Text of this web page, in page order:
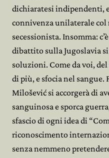
dichiaratesi indipendenti,
connivenza unilaterale col
secessionista. Insomma:
dibattito sulla Jugoslavia
soluzioni. Come da voi,
di più, e sfocia nel sangue.
Milošević si accorgerà di
sanguinosa e sporca
sfascio di ogni idea di
riconoscimento
senza nemmeno